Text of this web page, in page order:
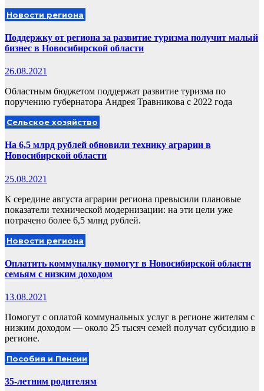
Новости региона
Поддержку от региона за развитие туризма получит малый
бизнес в Новосибирской области
26.08.2021
Областным бюджетом поддержат развитие туризма по
поручению губернатора Андрея Травникова с 2022 года
Сельское хозяйство
На 6,5 млрд рублей обновили технику аграрии в
Новосибирской области
25.08.2021
К середине августа аграрии региона превысили плановые
показатели технической модернизации: на эти цели уже
потрачено более 6,5 млнд рублей.
Новости региона
Оплатить коммуналку помогут в Новосибирской области
семьям с низким доходом
13.08.2021
Помогут с оплатой коммунальных услуг в регионе жителям с
низким доходом — около 25 тысяч семей получат субсидию в
регионе.
Пособия и Пенсии
35-летним родителям